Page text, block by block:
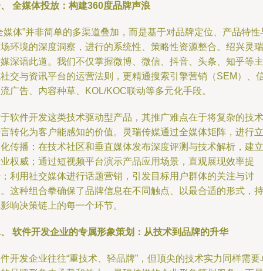
全媒体投放：构建360度品牌声浪
媒体”并非简单的多渠道叠加，而是基于对品牌定位、产品特性
环境的深度洞察，进行的系统性、策略性资源整合。绍兴灵瑞
深谙此道。我们不仅掌握微博、微信、抖音、头条、知乎等主
交与资讯平台的运营法则，更精通搜索引擎营销（SEM）、
广告、内容种草、KOL/KOC联动等多元化手段。
软件开发这类技术驱动型产品，其推广难点在于将复杂的技术
转化为客户能感知的价值。灵瑞传媒通过全媒体矩阵，进行立
传播：在技术社区和垂直媒体发布深度评测与技术解析，建立
权威；通过短视频平台演示产品应用场景，直观展现效率提
利用社交媒体进行话题营销，引发目标用户群体的关注与讨
这种组合拳确保了品牌信息在不同触点、以最合适的形式，持
响决策链上的每一个环节。
软件开发企业的专属形象策划：从技术到品牌的升华
开发企业往往“重技术、轻品牌”，但顶尖的技术实力同样需要